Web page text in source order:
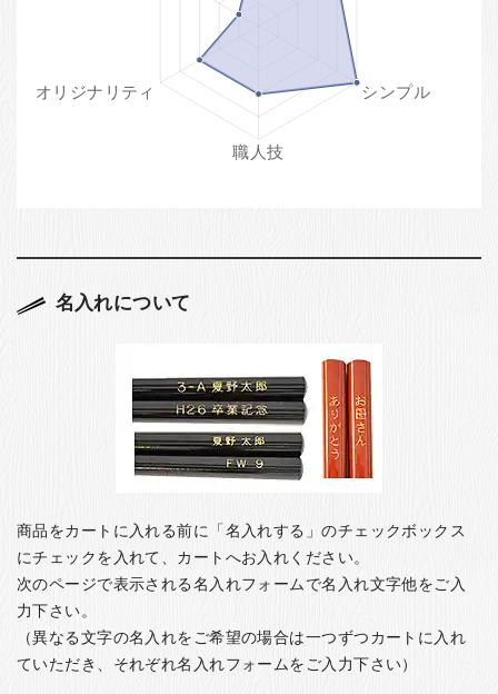
名入れについて
商品をカートに入れる前に「名入れする」のチェックボックス
にチェックを入れて、カートへお入れください。
次のページで表示される名入れフォームで名入れ文字他をご入
力下さい。
（異なる文字の名入れをご希望の場合は一つずつカートに入れ
ていただき、それぞれ名入れフォームをご入力下さい）